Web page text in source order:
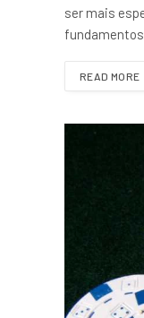
ser mais
READ MORE